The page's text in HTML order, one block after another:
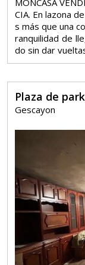
MONCASA
CIA. En lazona
s más que una
ranquilidad de
do sin dar
Plaza de
Gescayon